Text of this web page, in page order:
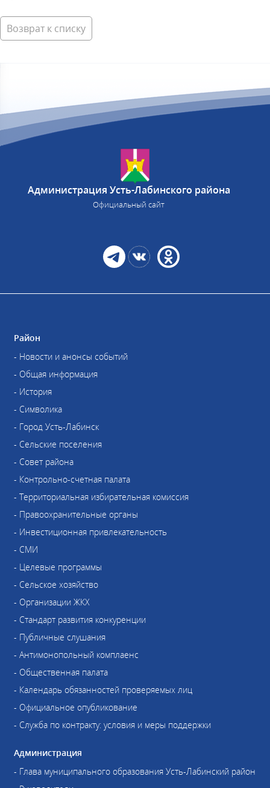
Возврат к списку
Администрация Усть-Лабинского района
Официальный сайт
Район
- Новости и анонсы событий
- Общая информация
- История
- Символика
- Город Усть-Лабинск
- Сельские поселения
- Совет района
- Контрольно-счетная палата
- Территориальная избирательная комиссия
- Правоохранительные органы
- Инвестиционная привлекательность
- СМИ
- Целевые программы
- Сельское хозяйство
- Организации ЖКХ
- Стандарт развития конкуренции
- Публичные слушания
- Антимонопольный комплаенс
- Общественная палата
- Календарь обязанностей проверяемых лиц
- Официальное опубликование
- Служба по контракту: условия и меры поддержки
Администрация
- Глава муниципального образования Усть-Лабинский район